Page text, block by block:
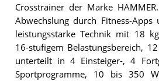
Crosstrainer der Marke
Abwechslung durch Fitness-Apps
leistungsstarke Technik mit 18
16-stufigem Belastungsbereich,
unterteilt in 4 Einsteiger-, 4
Sportprogramme, 10 bis 350